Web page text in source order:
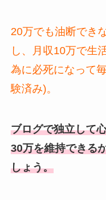
20万でも油断でき
し、月収10万で生
為に必死になって
験済み)。
ブログで独立して
30万を維持できる
しょう。